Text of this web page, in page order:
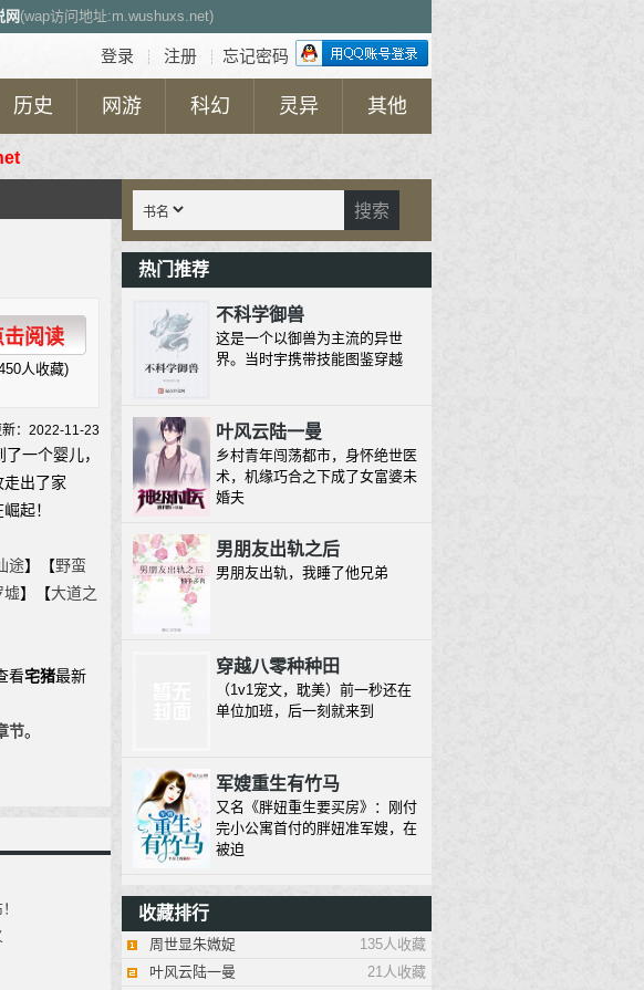
网(wap访问地址:m.wushuxs.net)
登录 ┊ 注册 ┊ 忘记密码
历史 网游 科幻 灵异 其他
击阅读
人收藏)
：2022-11-23
一个婴儿，
出了家
起！
途】【野蛮
墟】【大道之
看宅猪最新
节。
搜索
热门推荐
不科学御兽
这是一个以御兽为主流的异世
界。当时宇携带技能图鉴穿越
叶风云陆一曼
乡村青年闯荡都市，身怀绝世医
术，机缘巧合之下成了女富婆未
婚夫
男朋友出轨之后
男朋友出轨，我睡了他兄弟
穿越八零种种田
（1v1宠文，耽美）前一秒还在
单位加班，后一刻就来到
军嫂重生有竹马
又名《胖妞重生要买房》：刚付
完小公寓首付的胖妞准军嫂，在
被迫
1930来的先生
模特，想红的心溢出屏幕，三生
有幸
收藏排行
135人收藏
周世显朱媺娖
21人收藏
叶风云陆一曼